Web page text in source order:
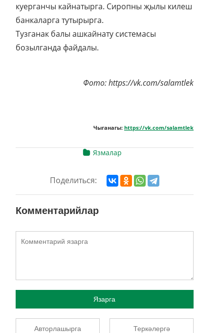
куерганчы кайнатырга. Сиропны җылы килеш
банкаларга тутырырга.
Тузганак балы ашкайнату системасы
бозылганда файдалы.
Фото: https://vk.com/salamtlek
Чыганагы: https://vk.com/salamtlek
Язмалар
Поделиться:
Комментарийлар
Язарга
Авторлашырга Теркәлергә